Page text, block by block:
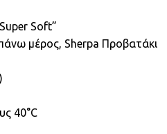
Soft”
μέρος, Sherpa Προβατάκι
40°C